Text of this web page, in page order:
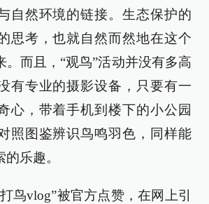
自然环境的链接。生态保护的
思考，也就自然而然地在这个
。而且，“观鸟”活动并没有多高
有专业的摄影设备，只要有一
心，带着手机到楼下的小公园
照图鉴辨识鸟鸣羽色，同样能
乐趣。
鸟vlog”被官方点赞，在网上引